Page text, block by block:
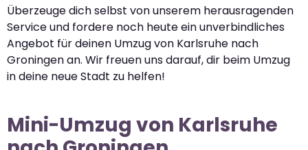
Überzeuge dich selbst von unserem herausragenden
Service und fordere noch heute ein unverbindliches
Angebot für deinen Umzug von Karlsruhe nach
Groningen an. Wir freuen uns darauf, dir beim Umzug
in deine neue Stadt zu helfen!
Mini-Umzug von Karlsruhe